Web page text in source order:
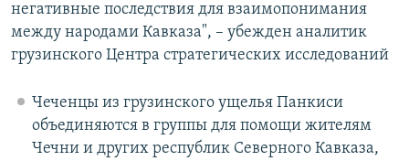
негативные последствия для взаимопонимания
между народами Кавказа", – убежден аналитик
грузинского Центра стратегических исследований
Чеченцы из грузинского ущелья Панкиси
объединяются в группы для помощи жителям
Чечни и других республик Северного Кавказа,